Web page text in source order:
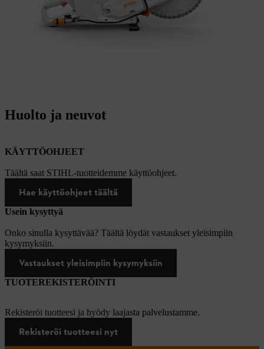
Huolto ja neuvot
KÄYTTÖOHJEET
Täältä saat STIHL-tuotteidemme käyttöohjeet.
Hae käyttöohjeet täältä
Usein kysyttyä
Onko sinulla kysyttävää? Täältä löydät vastaukset yleisimpiin
kysymyksiin.
Vastaukset yleisimpiin kysymyksiin
TUOTEREKISTERÖINTI
Rekisteröi tuotteesi ja hyödy laajasta palvelustamme.
Rekisteröi tuotteesi nyt